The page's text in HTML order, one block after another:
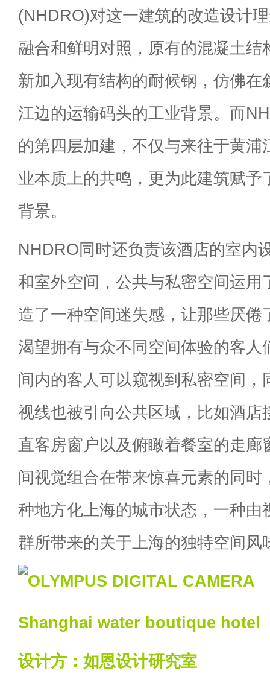
(NHDRO)对这一建筑的改造设计理
融合和鲜明对照，原有的混凝土结
新加入现有结构的耐候钢，仿佛在
江边的运输码头的工业背景。而
的第四层加建，不仅与来往于黄浦
业本质上的共鸣，更为此建筑赋予
背景。
NHDRO同时还负责该酒店的室内
和室外空间，公共与私密空间运用
造了一种空间迷失感，让那些厌倦
渴望拥有与众不同空间体验的客人
间内的客人可以窥视到私密空间，
视线也被引向公共区域，比如酒店
直客房窗户以及俯瞰着餐室的走廊
间视觉组合在带来惊喜元素的同时
种地方化上海的城市状态，一种由
群所带来的关于上海的独特空间风
Shanghai water boutique hotel
设计方：如恩设计研究室